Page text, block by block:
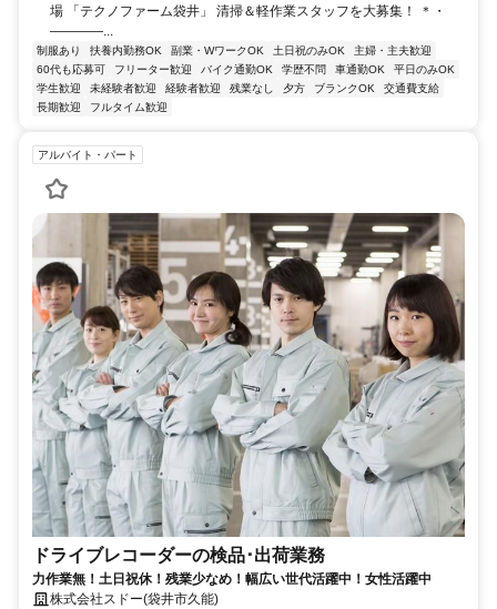
場 「テクノファーム袋井」 清掃＆軽作業スタッフを大募集！ ＊・
――――...
制服あり 扶養内勤務OK 副業・WワークOK 土日祝のみOK
主婦・主夫歓迎
60代も応募可
フリーター歓迎 バイク通勤OK 学歴不問 車通勤OK
平日のみOK
学生歓迎
未経験者歓迎 経験者歓迎 残業なし 夕方 ブランクOK
交通費支給
長期歓迎
フルタイム歓迎
アルバイト・パート
ドライブレコーダーの検品･出荷業務
力作業無！土日祝休！残業少なめ！幅広い世代活躍中！女性活躍中
株式会社スドー(袋井市久能)